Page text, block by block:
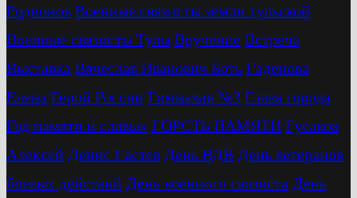
Родионов Военные связисты земли тульской
Военные связисты Тулы Вручение Встреча
Выставка Вячеслав Иванович Боть Гаденова
Елена Герой России Гимназия №3 Глава города
Год памяти и славы» ГОРСТЬ ПАМЯТИ Гусаков
Алексей Денис Гастев День ВДВ День ветеранов
боевых действий День военного связиста День